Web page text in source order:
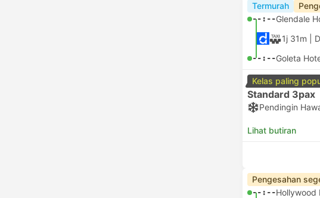
Termurah
--:--Glendale
1j 31m |
--:--Goleta
Kelas paling
Standard 3pax
Pendingin
Lihat butiran
Pengesahan
--:--Hollywood